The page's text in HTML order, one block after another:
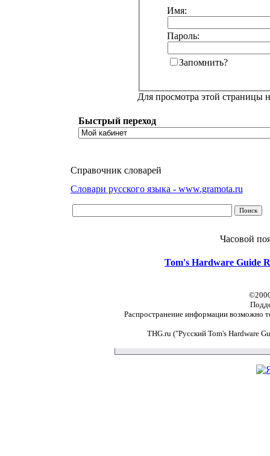
Имя:
Пароль:
Запомнить?
Для просмотра этой страницы
Быстрый переход
Справочник словарей
Словари русского языка - www.gramota.ru
Часовой
Tom's Hardware Guide
Распространение информации возможно
THG.ru ("Русский Tom's Hardware